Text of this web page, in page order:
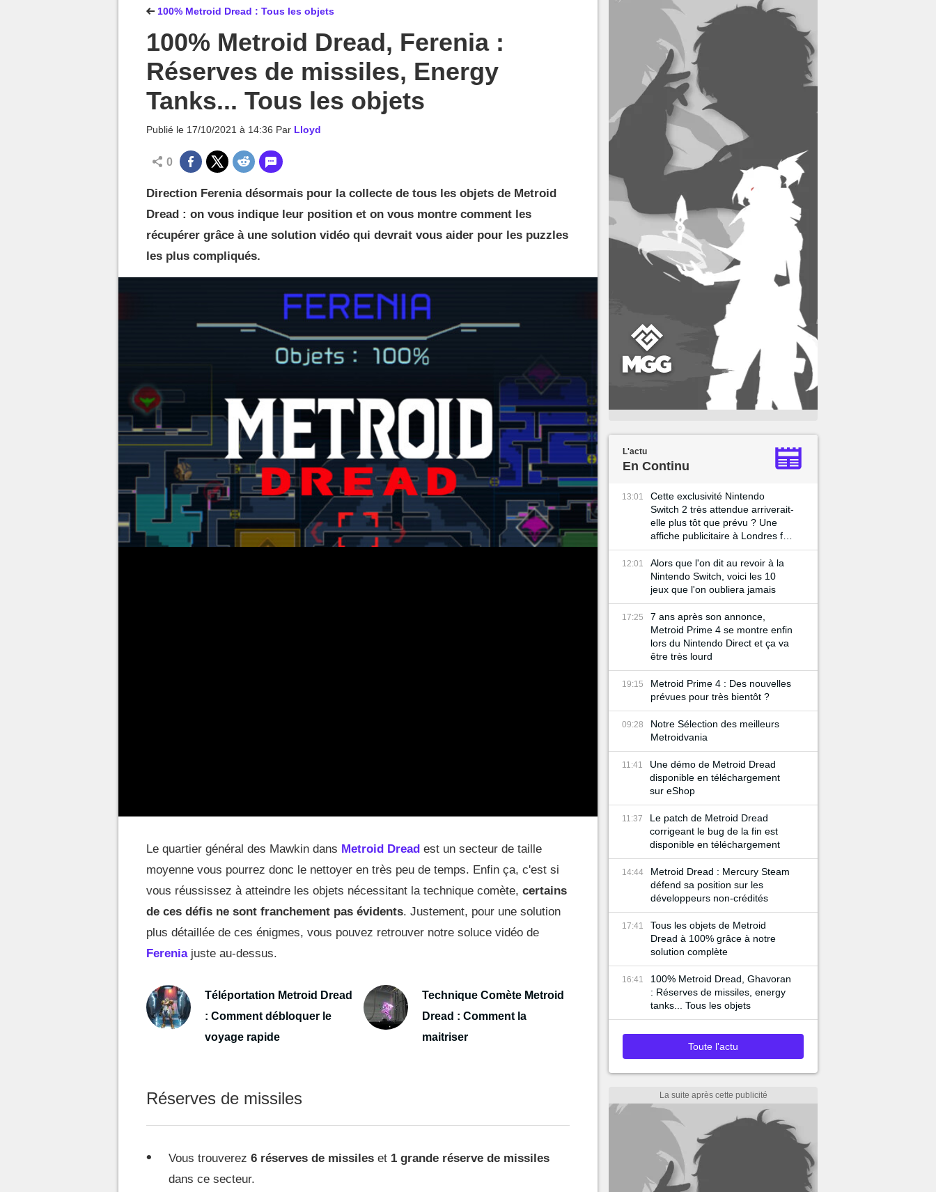
100% Metroid Dread : Tous les objets
100% Metroid Dread, Ferenia :
Réserves de missiles, Energy
Tanks... Tous les objets
Publié le 17/10/2021 à 14:36 Par Lloyd
0
Direction Ferenia désormais pour la collecte de tous les objets de Metroid
Dread : on vous indique leur position et on vous montre comment les
récupérer grâce à une solution vidéo qui devrait vous aider pour les puzzles
les plus compliqués.
Le quartier général des Mawkin dans Metroid Dread est un secteur de taille
moyenne vous pourrez donc le nettoyer en très peu de temps. Enfin ça, c'est si
vous réussissez à atteindre les objets nécessitant la technique comète, certains
de ces défis ne sont franchement pas évidents. Justement, pour une solution
plus détaillée de ces énigmes, vous pouvez retrouver notre soluce vidéo de
Fereniajuste au-dessus.
Téléportation Metroid Dread
: Comment débloquer le
voyage rapide
Technique Comète Metroid
Dread : Comment la
maitriser
Réserves de missiles
Vous trouverez 6 réserves de missiles et 1 grande réserve de missiles
dans ce secteur.
L'actu
En Continu
13:01
Cette exclusivité Nintendo
Switch 2 très attendue arriverait-
elle plus tôt que prévu ? Une
affiche publicitaire à Londres fait
planer le doute
12:01
Alors que l'on dit au revoir à la
Nintendo Switch, voici les 10
jeux que l'on oubliera jamais
17:25
7 ans après son annonce,
Metroid Prime 4 se montre enfin
lors du Nintendo Direct et ça va
être très lourd
19:15
Metroid Prime 4 : Des nouvelles
prévues pour très bientôt ?
09:28
Notre Sélection des meilleurs
Metroidvania
11:41
Une démo de Metroid Dread
disponible en téléchargement
sur eShop
11:37
Le patch de Metroid Dread
corrigeant le bug de la fin est
disponible en téléchargement
14:44
Metroid Dread : Mercury Steam
défend sa position sur les
développeurs non-crédités
17:41
Tous les objets de Metroid
Dread à 100% grâce à notre
solution complète
16:41
100% Metroid Dread, Ghavoran
: Réserves de missiles, energy
tanks... Tous les objets
Toute l'actu